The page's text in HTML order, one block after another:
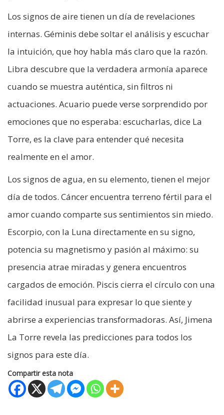
Los signos de aire tienen un día de revelaciones
internas. Géminis debe soltar el análisis y escuchar
la intuición, que hoy habla más claro que la razón.
Libra descubre que la verdadera armonía aparece
cuando se muestra auténtica, sin filtros ni
actuaciones. Acuario puede verse sorprendido por
emociones que no esperaba: escucharlas, dice La
Torre, es la clave para entender qué necesita
realmente en el amor.
Los signos de agua, en su elemento, tienen el mejor
día de todos. Cáncer encuentra terreno fértil para el
amor cuando comparte sus sentimientos sin miedo.
Escorpio, con la Luna directamente en su signo,
potencia su magnetismo y pasión al máximo: su
presencia atrae miradas y genera encuentros
cargados de emoción. Piscis cierra el círculo con una
facilidad inusual para expresar lo que siente y
abrirse a experiencias transformadoras. Así, Jimena
La Torre revela las predicciones para todos los
signos para este día.
Compartir esta nota